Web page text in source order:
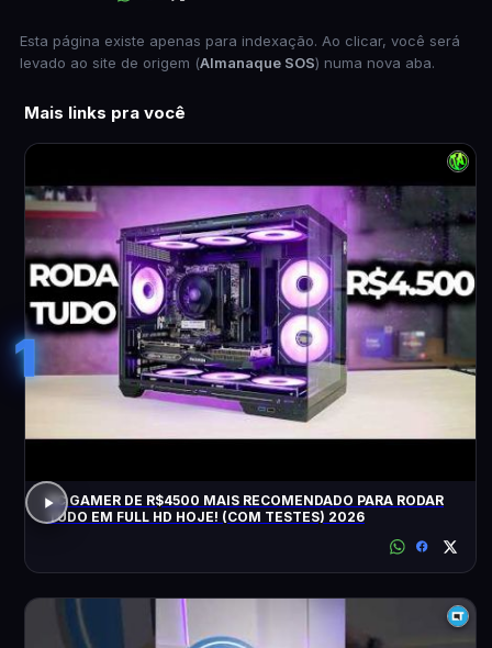
Esta página existe apenas para indexação. Ao clicar, você será
levado ao site de origem (Almanaque SOS) numa nova aba.
Mais links pra você
1
PC GAMER DE R$4500 MAIS RECOMENDADO PARA RODAR
TUDO EM FULL HD HOJE! (COM TESTES) 2026